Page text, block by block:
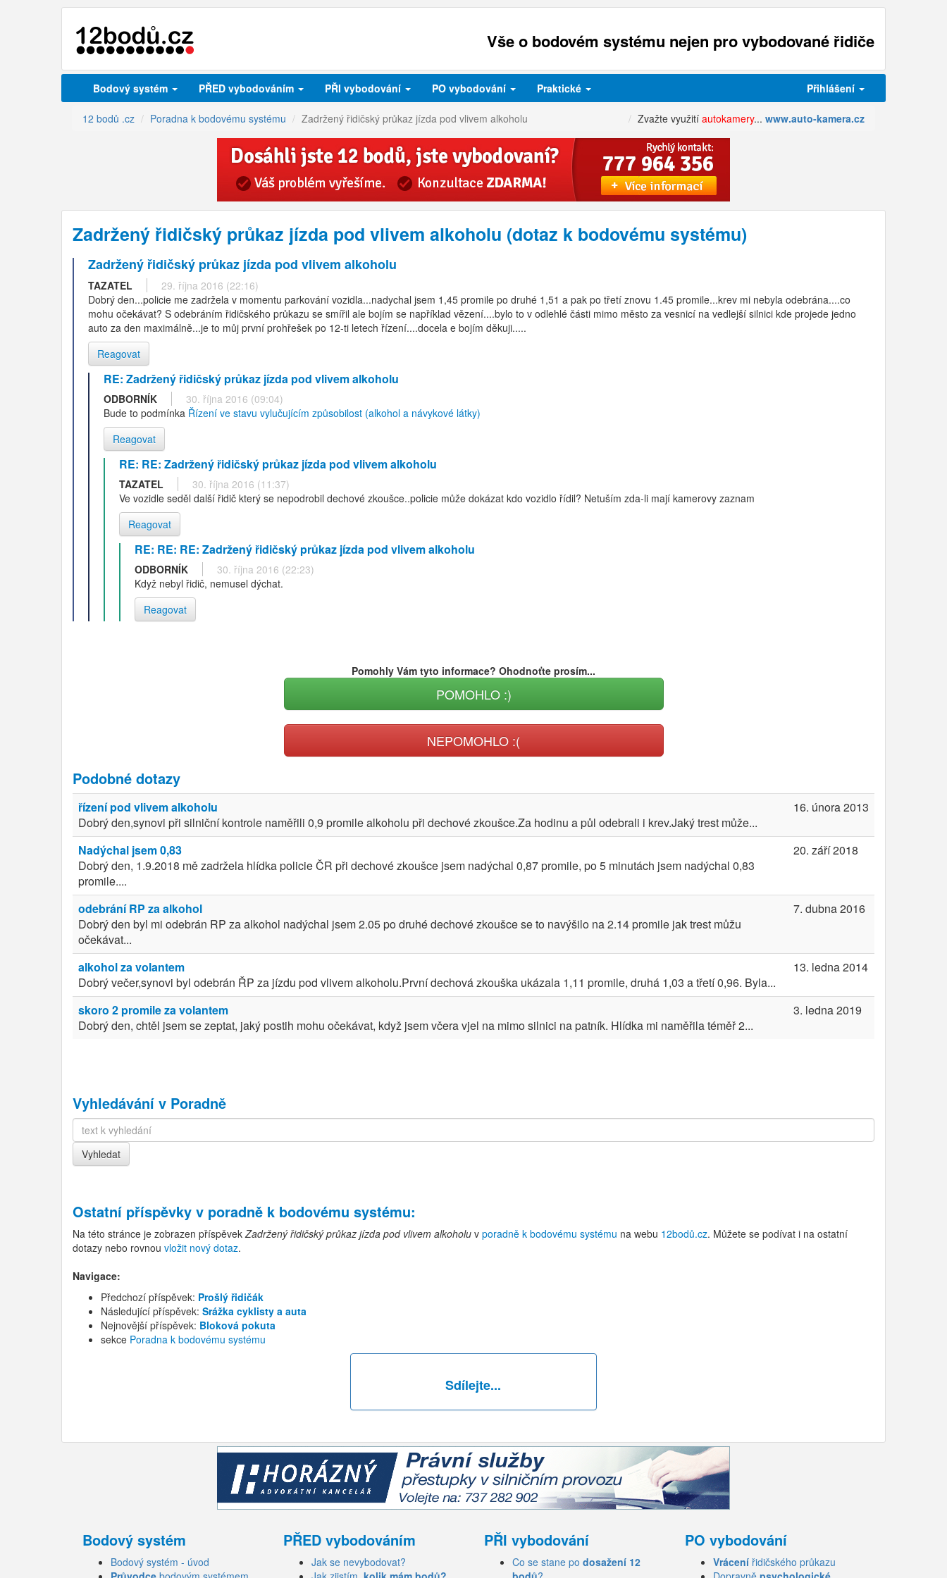
Vše o bodovém systému nejen pro vybodované řidiče
Bodový systém PŘED vybodováním PŘI vybodování PO vybodování Praktické Přihlášení
12 bodů .cz Poradna k bodovému systému Zadržený řidičský průkaz jízda pod vlivem alkoholu Zvažte využití autokamery... www.auto-kamera.cz
Zadržený řidičský průkaz jízda pod vlivem alkoholu (dotaz k bodovému systému)
Zadržený řidičský průkaz jízda pod vlivem alkoholu
TAZATEL
29. října 2016 (22:16)
Dobrý den...policie me zadržela v momentu parkování vozidla...nadychal jsem 1,45 promile po druhé 1,51 a pak po třetí znovu 1.45 promile...krev mi nebyla odebrána....co
mohu očekávat? S odebráním řidičského průkazu se smířil ale bojím se například vězení....bylo to v odlehlé části mimo město za vesnicí na vedlejší silnici kde projede jedno
auto za den maximálně...je to můj první prohřešek po 12-ti letech řízení....docela e bojím děkuji.....
Reagovat
RE: Zadržený řidičský průkaz jízda pod vlivem alkoholu
ODBORNÍK
30. října 2016 (09:04)
Bude to podmínka Řízení ve stavu vylučujícím způsobilost (alkohol a návykové látky)
Reagovat
RE: RE: Zadržený řidičský průkaz jízda pod vlivem alkoholu
TAZATEL
30. října 2016 (11:37)
Ve vozidle seděl další řidič který se nepodrobil dechové zkoušce..policie může dokázat kdo vozidlo řídil? Netuším zda-li mají kamerovy zaznam
Reagovat
RE: RE: RE: Zadržený řidičský průkaz jízda pod vlivem alkoholu
ODBORNÍK
30. října 2016 (22:23)
Když nebyl řidič, nemusel dýchat.
Reagovat
Pomohly Vám tyto informace? Ohodnoťte prosím...
POMOHLO :)
NEPOMOHLO :(
Podobné dotazy
řízení pod vlivem alkoholu
Dobrý den,synovi při silniční kontrole naměřili 0,9 promile alkoholu při dechové zkoušce.Za hodinu a půl odebrali i krev.Jaký trest může...
16. února 2013
Nadýchal jsem 0,83
Dobrý den, 1.9.2018 mě zadržela hlídka policie ČR při dechové zkoušce jsem nadýchal 0,87 promile, po 5 minutách jsem nadýchal 0,83
promile....
20. září 2018
odebrání RP za alkohol
Dobrý den byl mi odebrán RP za alkohol nadýchal jsem 2.05 po druhé dechové zkoušce se to navýšilo na 2.14 promile jak trest můžu
očekávat...
7. dubna 2016
alkohol za volantem
Dobrý večer,synovi byl odebrán ŘP za jízdu pod vlivem alkoholu.První dechová zkouška ukázala 1,11 promile, druhá 1,03 a třetí 0,96. Byla...
13. ledna 2014
skoro 2 promile za volantem
Dobrý den, chtěl jsem se zeptat, jaký postih mohu očekávat, když jsem včera vjel na mimo silnici na patník. Hlídka mi naměřila téměř 2...
3. ledna 2019
Vyhledávání v Poradně
Ostatní příspěvky v poradně k bodovému systému:
Na této stránce je zobrazen příspěvekZadržený řidičský průkaz jízda pod vlivem alkoholu v poradně k bodovému systému na webu 12bodů.cz. Můžete se podívat i na ostatní
dotazy nebo rovnou vložit nový dotaz.
Navigace:
Předchozí příspěvek: Prošlý řidičák
Následující příspěvek: Srážka cyklisty a auta
Nejnovější příspěvek: Bloková pokuta
sekce Poradna k bodovému systému
Sdílejte...
Bodový systém
Bodový systém - úvod
PŘED vybodováním
Jak se nevybodovat?
PŘI vybodování
Co se stane po dosažení 12
PO vybodování
Vrácení řidičského průkazu